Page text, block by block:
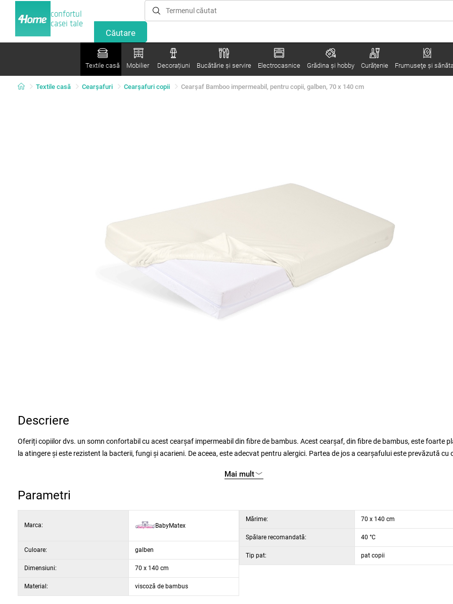
confortul
casei tale
Textile casă Mobilier Decorațiuni Bucătărie și servire Electrocasnice Grădina şi hobby Curățenie Frumuseţe şi
Textile casă Cearșafuri Cearşafuri copii Cearșaf Bamboo impermeabil, pentru copii, galben, 70 x 140 cm
Descriere
Oferiți copiilor dvs. un somn confortabil cu acest cearșaf impermeabil din fibre de bambus. Acest cearșaf, din fibre de bambus, este foarte plăcut
la atingere și este rezistent la bacterii, fungi și acarieni. De aceea, este adecvat pentru alergici. Partea de jos a cearșafului este prevăzută cu o
Mai mult
Parametri
Marca: BabyMatex
Culoare: galben
Dimensiuni: 70 x 140 cm
Material: viscoză de bambus
Mărime: 70 x 140 cm
Spălare recomandată: 40 °C
Tip pat: pat copii